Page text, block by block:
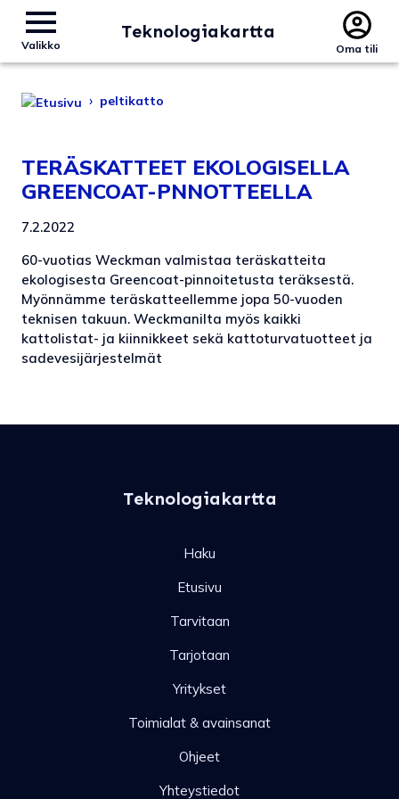
Valikko
Teknologiakartta
Oma tili
› peltikatto
TERÄSKATTEET EKOLOGISELLA
GREENCOAT-PNNOTTEELLA
7.2.2022
60-vuotias Weckman valmistaa teräskatteita
ekologisesta Greencoat-pinnoitetusta teräksestä.
Myönnämme teräskatteellemme jopa 50-vuoden
teknisen takuun. Weckmanilta myös kaikki
kattolistat- ja kiinnikkeet sekä kattoturvatuotteet ja
sadevesijärjestelmät
Teknologiakartta
Haku
Etusivu
Tarvitaan
Tarjotaan
Yritykset
Toimialat & avainsanat
Ohjeet
Yhteystiedot